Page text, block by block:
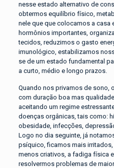
nesse estado alternativo de
obtermos equilíbrio físico,
nele que que colocamos a casa
hormônios importantes,
tecidos, reduzimos o gasto
imunológico, estabilizamos
se de um estado fundamental
a curto, médio e longo prazos.
Quando nos privamos de sono,
com duração boa mas
aceitando um regime
doenças orgânicas, tais como:
obesidade, infecções,
Logo no dia seguinte, já
psíquico, ficamos mais
menos criativos, a fadiga física
resolvermos problemas de